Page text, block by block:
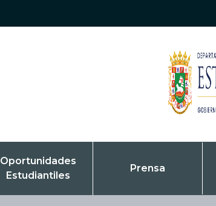
Oportunidades
Estudiantiles
Prensa